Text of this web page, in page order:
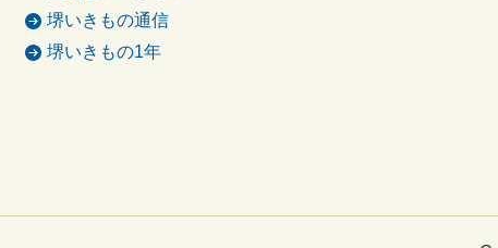
堺いきもの通信
堺いきもの1年